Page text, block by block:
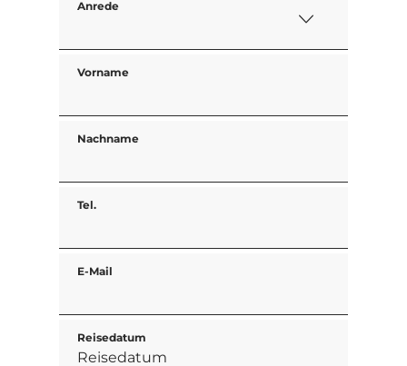
Anrede
Vorname
Nachname
Tel.
E-Mail
Reisedatum